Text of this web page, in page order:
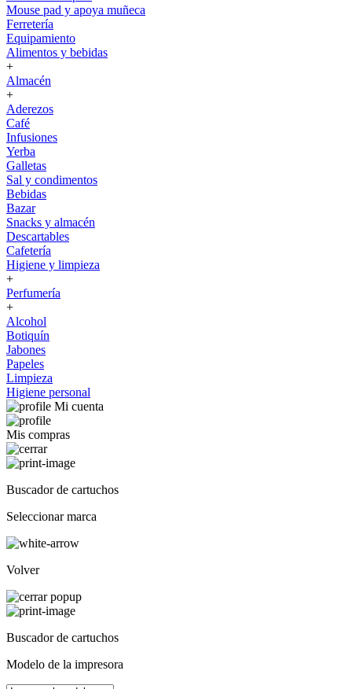
Mouse pad y apoya muñeca
Ferretería
Equipamiento
Alimentos y bebidas
+
Almacén
+
Aderezos
Café
Infusiones
Yerba
Galletas
Sal y condimentos
Bebidas
Bazar
Snacks y almacén
Descartables
Cafetería
Higiene y limpieza
+
Perfumería
+
Alcohol
Botiquín
Jabones
Papeles
Limpieza
Higiene personal
Mi cuenta
Mis compras
Buscador de cartuchos
Seleccionar marca
Volver
Buscador de cartuchos
Modelo de la impresora